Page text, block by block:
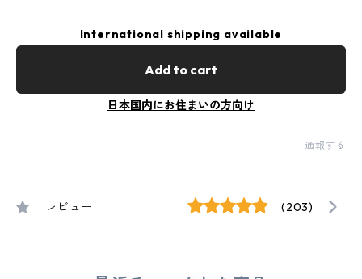
International shipping available
Add to cart
日本国内にお住まいの方向け
通報する
レビュー (203)